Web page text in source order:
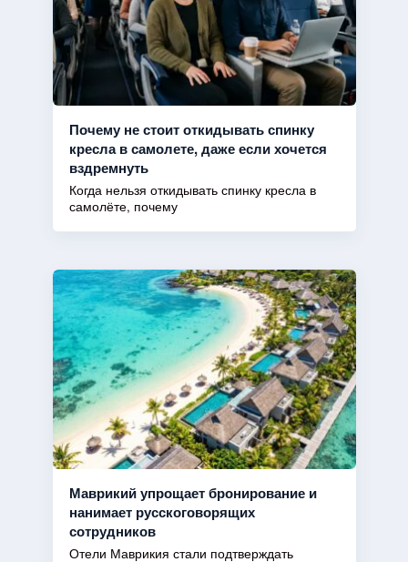
Почему не стоит откидывать спинку
кресла в самолете, даже если хочется
вздремнуть
Когда нельзя откидывать спинку кресла в
самолёте, почему
Маврикий упрощает бронирование и
нанимает русскоговорящих
сотрудников
Отели Маврикия стали подтверждать